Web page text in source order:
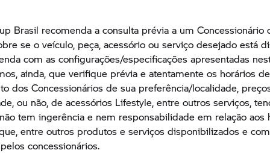
Brasil recomenda a consulta prévia a um Concessionário
se o veículo, peça, acessório ou serviço desejado está
com as configurações/especificações apresentadas
ainda, que verifique prévia e atentamente os horários de
dos Concessionários de sua preferência/localidade,
ou não, de acessórios Lifestyle, entre outros serviços,
tem ingerência e nem responsabilidade em relação aos
entre outros produtos e serviços disponibilizados e
concessionários.